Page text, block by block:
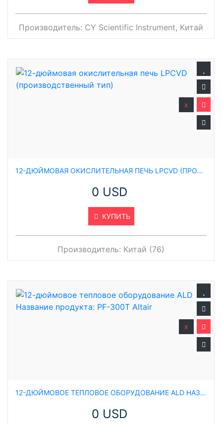
Производитель: CY Scientific Instrument, Китай
12-ДЮЙМОВАЯ ОКИСЛИТЕЛЬНАЯ ПЕЧЬ LPCVD (ПРОИЗВОДСТВЕННЫЙ ТИП)
0 USD
КУПИТЬ
x
Производитель: Китай (76)
12-ДЮЙМОВОЕ ТЕПЛОВОЕ ОБОРУДОВАНИЕ ALD НАЗВАНИЕ ПРОДУКТА: PF-300T ALTAIR
0 USD
x